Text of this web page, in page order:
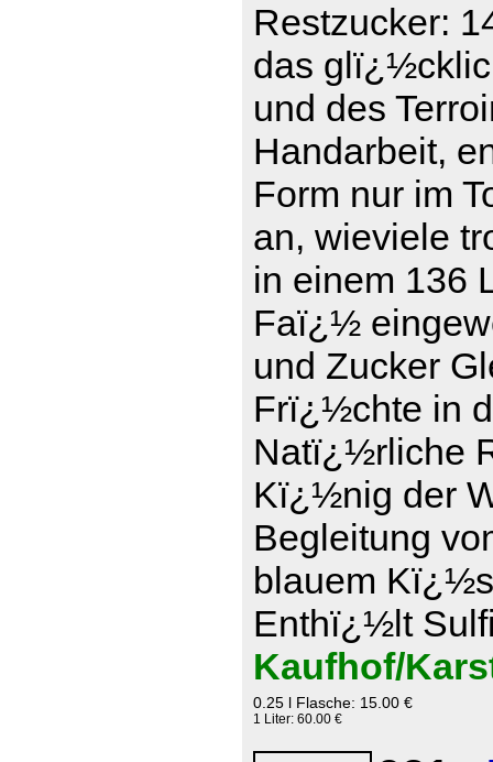
Restzucker:
das
und des
Handarbeit,
Form nur im
an, wieviele
in einem 136
Faï¿½
und Zucker
Frï¿½chte in
Natï¿½rliche
Kï¿½nig der
Begleitung
blauem
Enthï¿½lt
Kaufhof/
0.25 l Flasche: 15.00 €
1 Liter: 60.00 €